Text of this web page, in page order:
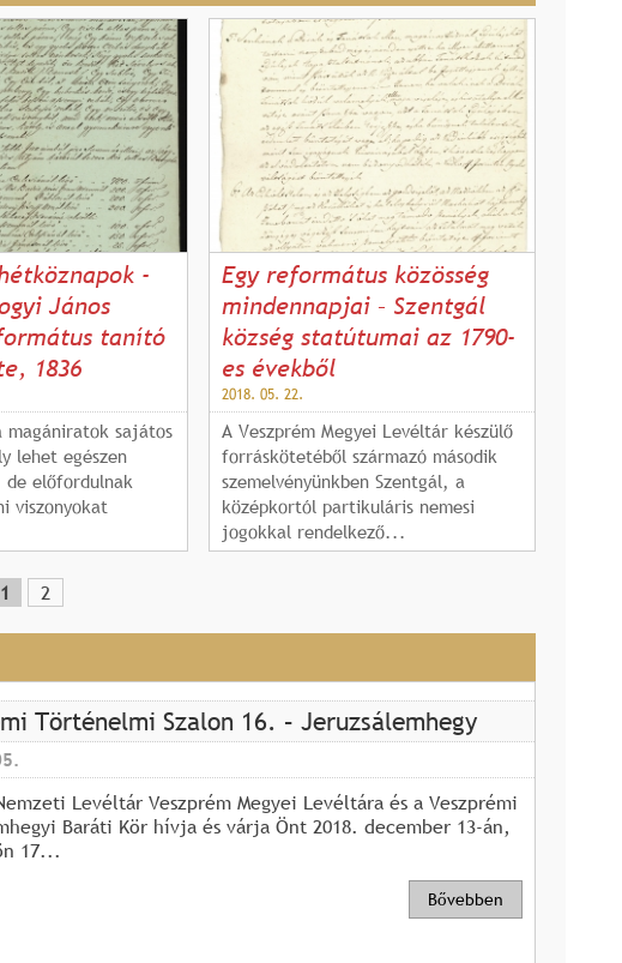
-
János
tanító
1836
magániratok sajátos
lehet egészen
de előfordulnak
viszonyokat
Egy református közösség
mindennapjai – Szentgál
község statútumai az 1790-
es évekből
2018. 05. 22.
A Veszprém Megyei Levéltár készülő
forráskötetéből származó második
szemelvényünkben Szentgál, a
középkortól partikuláris nemesi
jogokkal rendelkező...
1 2
Történelmi Szalon 16. – Jeruzsálemhegy
Levéltár Veszprém Megyei Levéltára és a Veszprémi
Baráti Kör hívja és várja Önt 2018. december 13-án,
17...
Bővebben